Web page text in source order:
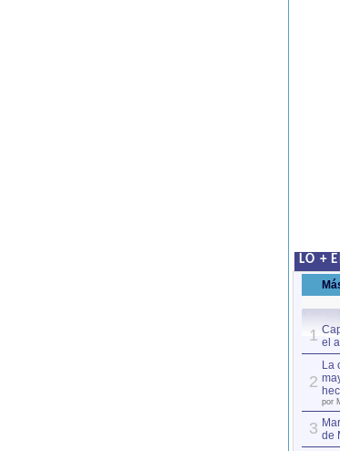
LO +
1 el
2
La
por
3 de